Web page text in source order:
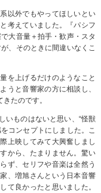
以外でもやってほしいとい
考えていました。『パシフ
大音量＋拍手・歓声・スタ
、そのときに間違いなくこ
を上げるだけのようなこと
うと音響家の方に相談し、
たのです。
いものはないと思い、“怪獣
コンセプトにしました。こ
上映してみて大興奮しまし
から、たまりません。驚い
ず、セリフや音楽は全然う
、増旭さんという日本音響
て良かったと思いました。